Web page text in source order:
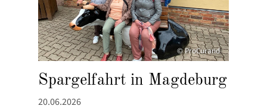
© ProCurand
Spargelfahrt in Magdeburg
20.06.2026